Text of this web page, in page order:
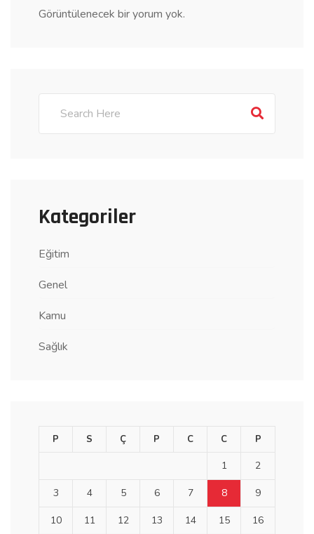
Görüntülenecek bir yorum yok.
Kategoriler
Eğitim
Genel
Kamu
Sağlık
P S Ç P C C P
1 2
3 4 5 6 7 8 9
10 11 12 13 14 15 16